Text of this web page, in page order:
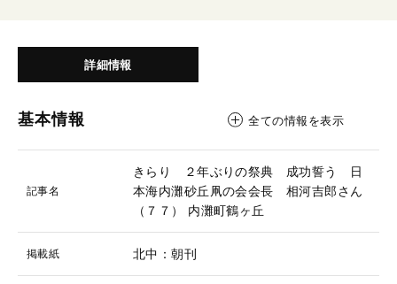
詳細情報
基本情報 全ての情報を表示
記事名
きらり ２年ぶりの祭典 成功誓う 日
本海内灘砂丘凧の会会長 相河吉郎さん
（７７） 内灘町鶴ヶ丘
掲載紙 北中：朝刊